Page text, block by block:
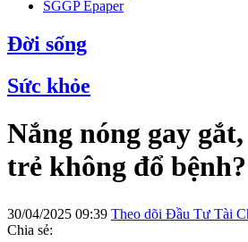
SGGP Epaper
Đời sống
Sức khỏe
Nắng nóng gay
trẻ không đổ bệnh?
30/04/2025 09:39 Theo dõi Đầu Tư Tài
Chia sẻ: